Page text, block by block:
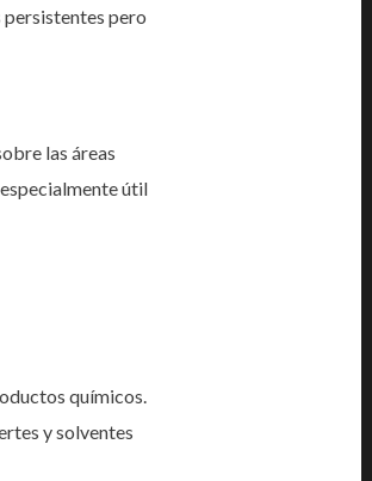
persistentes pero
las áreas
útil
químicos.
y solventes